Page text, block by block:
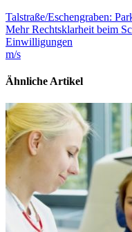
Talstraße/Eschengraben:
Mehr Rechtsklarheit beim
Einwilligungen
m/s
Ähnliche Artikel